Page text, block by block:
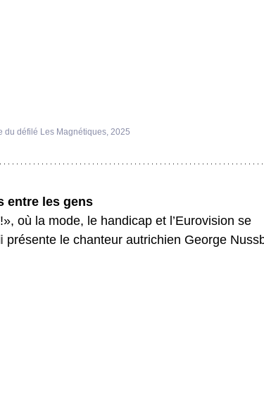
du défilé Les Magnétiques, 2025
entre les gens
où la mode, le handicap et l’Eurovision se
présente le chanteur autrichien George